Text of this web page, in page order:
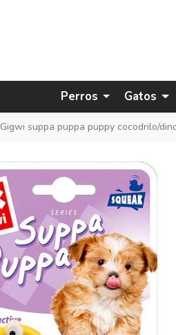
Perros Gatos
Gigwi suppa puppa puppy cocodrilo/